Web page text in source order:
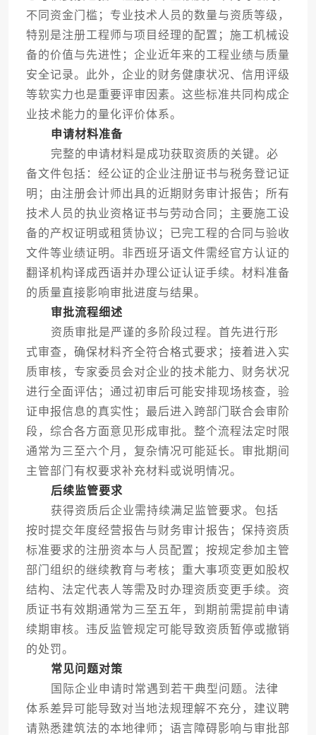
不同资金门槛；专业技术人员的数量与资质等级，
特别是注册工程师与项目经理的配置；施工机械设
备的价值与先进性；企业近年来的工程业绩与质量
安全记录。此外，企业的财务健康状况、信用评级
等软实力也是重要评审因素。这些标准共同构成企
业技术能力的量化评价体系。
申请材料准备
完整的申请材料是成功获取资质的关键。必
备文件包括：经公证的企业注册证书与税务登记证
明；由注册会计师出具的近期财务审计报告；所有
技术人员的执业资格证书与劳动合同；主要施工设
备的产权证明或租赁协议；已完工程的合同与验收
文件等业绩证明。非西班牙语文件需经官方认证的
翻译机构译成西语并办理公证认证手续。材料准备
的质量直接影响审批进度与结果。
审批流程细述
资质审批是严谨的多阶段过程。首先进行形
式审查，确保材料齐全符合格式要求；接着进入实
质审核，专家委员会对企业的技术能力、财务状况
进行全面评估；通过初审后可能安排现场核查，验
证申报信息的真实性；最后进入跨部门联合会审阶
段，综合各方面意见形成审批。整个流程法定时限
通常为三至六个月，复杂情况可能延长。审批期间
主管部门有权要求补充材料或说明情况。
后续监管要求
获得资质后企业需持续满足监管要求。包括
按时提交年度经营报告与财务审计报告；保持资质
标准要求的注册资本与人员配置；按规定参加主管
部门组织的继续教育与考核；重大事项变更如股权
结构、法定代表人等需及时办理资质变更手续。资
质证书有效期通常为三至五年，到期前需提前申请
续期审核。违反监管规定可能导致资质暂停或撤销
的处罚。
常见问题对策
国际企业申请时常遇到若干典型问题。法律
体系差异可能导致对当地法规理解不充分，建议聘
请熟悉建筑法的本地律师；语言障碍影响与审批部